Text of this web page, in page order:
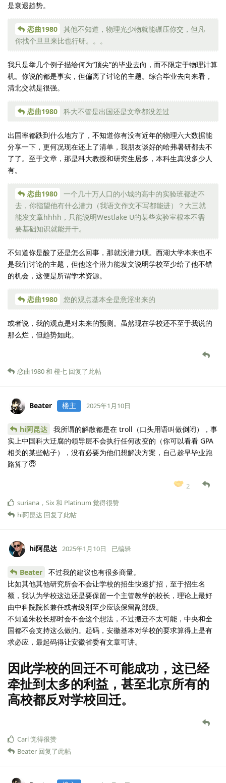
是衰退趋势。
恋曲1980
其他不知道，物理光少物就能碾压你交，但凡
你找个旦旦来比也行呀。。。
我只是举几个例子描绘何为“顶尖”的毕业去向，而不限定于物理计算
机。你说的都是事实，但偏离了讨论的主题。综合毕业去向来看，
清北交就是很强。
恋曲1980 科大不管是出国还是文章都没差过
出国率都跌到什么地方了，不知道你有没有近年的物理六大数据能
分享一下，更何况现在还上了清单，我朋友谈好的哈弗暑研都去不
了了。至于文章，那是科大教授和研究生居多，本科生真没多少人
有。
恋曲1980
一个几十万人口的小城的高中的实验班都进不
去，你指望他有什么潜力（我语文作文不写都能进）？大三就
能发文章hhhh，只能说明Westlake U的某些实验室根本不需
要基础知识就能开干。
不知道你是酸了还是怎么回事，那就没潜力呗。西湖大学本来也不
是我们讨论的主题，但他这个潜力能发文说明学校至少给了他不错
的机会，这便是所谓学术资源。
恋曲1980 您的观点基本全是意淫出来的
或者说，我的观点是对未来的预测。虽然现在学校还不至于我说的
那么烂，但趋势如此。
恋曲1980和 橙七 回复了此帖
Beater 楼主 2025年1月10日
hi阿昆达
我所谓的解散都是在 troll（口头用语叫做倒闭），事
实上中国科大迂腐的领导层不会执行任何改变的（你可以看看 GPA
相关的某些帖子），没有必要为他们想解决方案，自己趁早毕业跑
路算了😇
2
suriana ， Six和 Platinum 觉得很赞
hi阿昆达 回复了此帖
hi阿昆达 2025年1月10日 已编辑
Beater
不过我的建议也有很多商量。
比如其他其他研究所会不会让学校的招生快速扩招，至于招生名
额，我认为学校这边还是要保留一个主管教学的校长，理论上最好
由中科院院长兼任或者级别至少应该保留副部级。
不知道朱校长那时会不会这个想法，不过搬迁不太可能，中央和全
国都不会支持这么做的。起码，安徽基本对学校的要求算得上是有
求必应，最起码得让安徽省委有文章可讲。
因此学校的回迁不可能成功，这已经
牵扯到太多的利益，甚至北京所有的
高校都反对学校回迁。
Carl觉得很赞
Beater 回复了此帖